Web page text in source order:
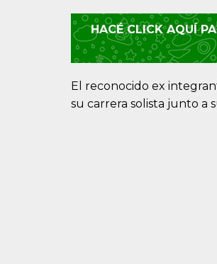
HACÉ CLICK AQUÍ
El reconocido ex
su carrera solista junto a